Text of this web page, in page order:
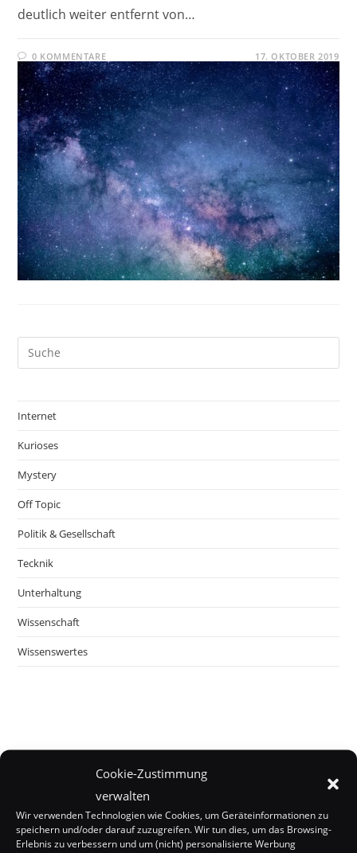
Cookie-Zustimmung
verwalten
Wir verwenden Technologien wie Cookies, um Geräteinformationen zu
speichern und/oder darauf zuzugreifen. Wir tun dies, um das Browsing-
Erlebnis zu verbessern und um (nicht) personalisierte Werbung
deutlich weiter entfernt von…
0 KOMMENTARE 17. OKTOBER 2019
Internet
Kurioses
Mystery
Off Topic
Politik & Gesellschaft
Tecknik
Unterhaltung
Wissenschaft
Wissenswertes